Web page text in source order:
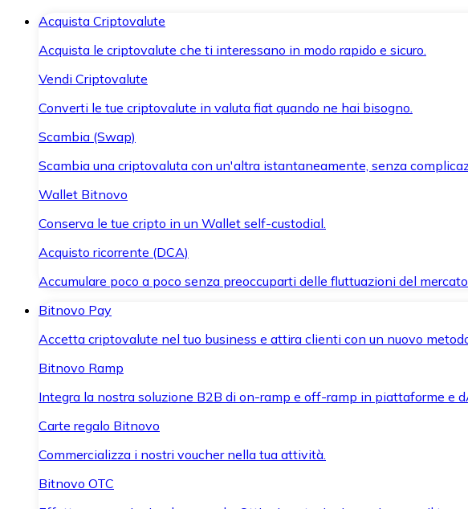
Acquista Criptovalute
Acquista le criptovalute che ti interessano in modo rapido e sicuro.
Vendi Criptovalute
Converti le tue criptovalute in valuta fiat quando ne hai bisogno.
Scambia (Swap)
Scambia una criptovaluta con un'altra istantaneamente, senza
Wallet Bitnovo
Conserva le tue cripto in un Wallet self-custodial.
Acquisto ricorrente (DCA)
Accumulare poco a poco senza preoccuparti delle fluttuazioni del
Bitnovo Pay
Accetta criptovalute nel tuo business e attira clienti con un nuovo
Bitnovo Ramp
Integra la nostra soluzione B2B di on-ramp e off-ramp in piattaforme e
Carte regalo Bitnovo
Commercializza i nostri voucher nella tua attività.
Bitnovo OTC